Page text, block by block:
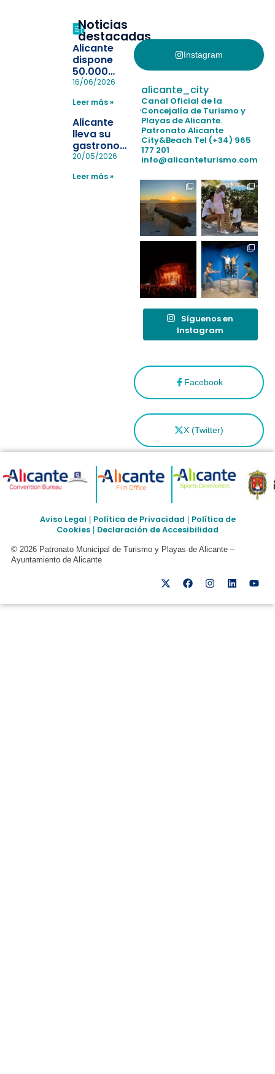
Noticias
destacadas
Alicante
dispone
50.000
pulseras
la
pérdida de niños
en las
playas y
realiza con
éxito un
simulacro de socorrismo
16/06/2026
Leer más »
Alicante
lleva su
gastronomía
a Madrid
reforzar el
20/05/2026
Leer más »
Instagram
Facebook
X (Twitter)
alicante_city
Canal Oficial de la
Concejalía de Turismo y
Playas de Alicante.
Patronato Alicante
City&Beach Tel (+34) 965
177 201
info@alicanteturismo.com
Síguenos en
Instagram
Aviso Legal Política de Privacidad
Política de
Cookies
Declaración de Accesibilidad
© 2026 Patronato Municipal de Turismo y Playas de Alicante –
Ayuntamiento de Alicante